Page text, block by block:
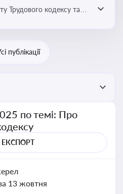
Трудового кодексу та
публікації
по темі: Про
ЕКСПОРТ
13 жовтня